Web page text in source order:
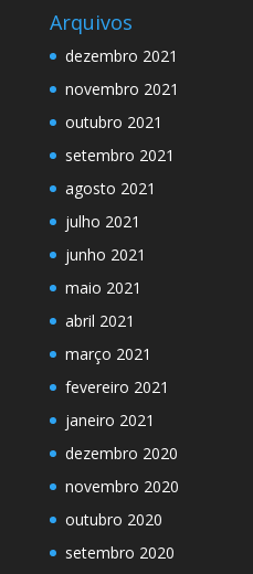
Arquivos
dezembro 2021
novembro 2021
outubro 2021
setembro 2021
agosto 2021
julho 2021
junho 2021
maio 2021
abril 2021
março 2021
fevereiro 2021
janeiro 2021
dezembro 2020
novembro 2020
outubro 2020
setembro 2020